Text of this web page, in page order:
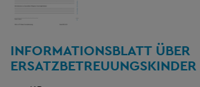
INFORMATIONSBLATT ÜBER
ERSATZBETREUUNGSKINDER